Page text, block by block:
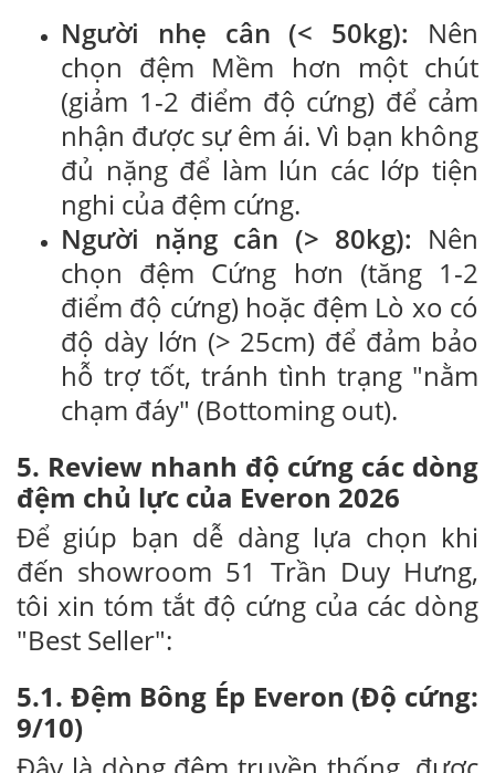
Người nhẹ cân (< 50kg): Nên
chọn đệm Mềm hơn một chút
(giảm 1-2 điểm độ cứng) để cảm
nhận được sự êm ái. Vì bạn không
đủ nặng để làm lún các lớp tiện
nghi của đệm cứng.
Người nặng cân (> 80kg): Nên
chọn đệm Cứng hơn (tăng 1-2
điểm độ cứng) hoặc đệm Lò xo có
độ dày lớn (> 25cm) để đảm bảo
hỗ trợ tốt, tránh tình trạng "nằm
chạm đáy" (Bottoming out).
5. Review nhanh độ cứng các dòng
đệm chủ lực của Everon 2026
Để giúp bạn dễ dàng lựa chọn khi
đến showroom 51 Trần Duy Hưng,
tôi xin tóm tắt độ cứng của các dòng
"Best Seller":
5.1. Đệm Bông Ép Everon (Độ cứng:
9/10)